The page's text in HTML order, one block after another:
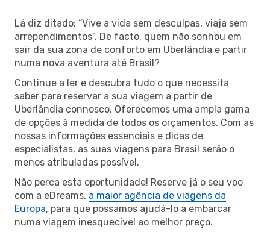
Lá diz ditado: “Vive a vida sem desculpas, viaja sem
arrependimentos”. De facto, quem não sonhou em
sair da sua zona de conforto em Uberlândia e partir
numa nova aventura até Brasil?
Continue a ler e descubra tudo o que necessita
saber para reservar a sua viagem a partir de
Uberlândia connosco. Oferecemos uma ampla gama
de opções à medida de todos os orçamentos. Com as
nossas informações essenciais e dicas de
especialistas, as suas viagens para Brasil serão o
menos atribuladas possível.
Não perca esta oportunidade! Reserve já o seu voo
com a eDreams, a maior agência de viagens da
Europa, para que possamos ajudá-lo a embarcar
numa viagem inesquecível ao melhor preço.